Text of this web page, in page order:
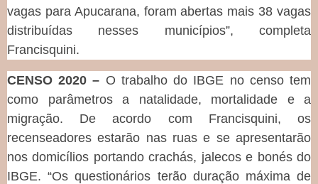
vagas para Apucarana, foram abertas mais 38 vagas
distribuídas nesses municípios”, completa
Francisquini.
CENSO 2020 – O trabalho do IBGE no censo tem
como parâmetros a natalidade, mortalidade e a
migração. De acordo com Francisquini, os
recenseadores estarão nas ruas e se apresentarão
nos domicílios portando crachás, jalecos e bonés do
IBGE. “Os questionários terão duração máxima de